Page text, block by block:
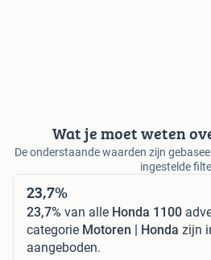
Wat je moet weten
De onderstaande waarden zijn
ingestelde
23,7%
23,7% van alle Honda 1100
categorie Motoren | Honda zijn
aangeboden.